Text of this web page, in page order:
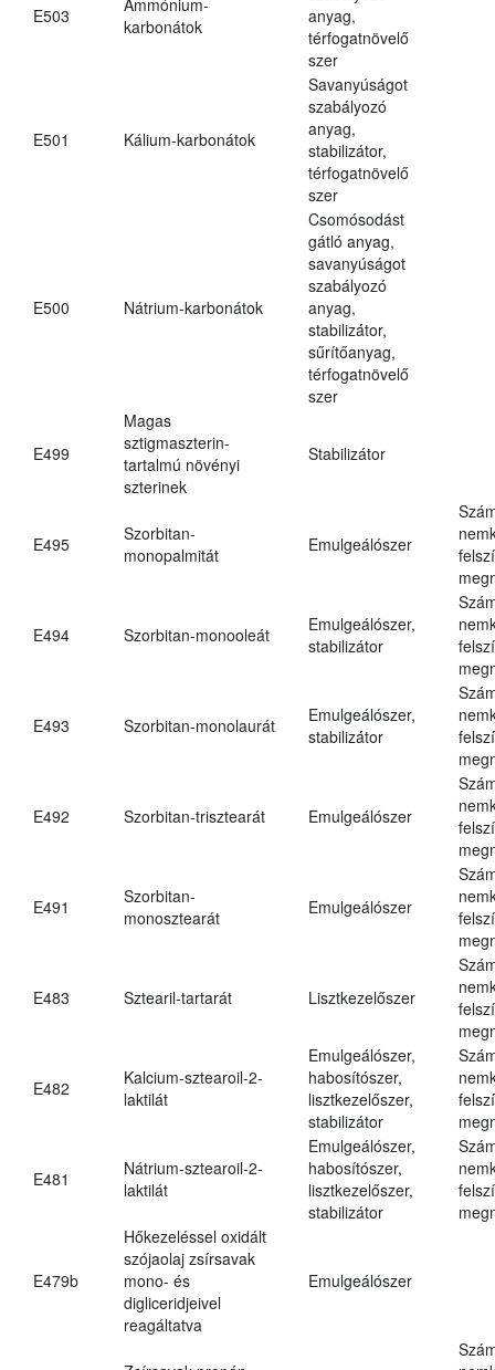
E503
karbonátok
anyag,
térfogatnövelő
szer
E501 Kálium-karbonátok
Savanyúságot
szabályozó
anyag,
stabilizátor,
térfogatnövelő
szer
E500 Nátrium-karbonátok
Csomósodást
gátló anyag,
savanyúságot
szabályozó
anyag,
stabilizátor,
sűrítőanyag,
térfogatnövelő
szer
E499
Magas
sztigmaszterin-
tartalmú növényi
szterinek
Stabilizátor
E495
Szorbitan-
monopalmitát
Emulgeálószer
E494 Szorbitan-monooleát
Emulgeálószer,
stabilizátor
E493 Szorbitan-monolaurát
Emulgeálószer,
stabilizátor
E492 Szorbitan-trisztearát Emulgeálószer
E491
Szorbitan-
monosztearát
Emulgeálószer
E483 Sztearil-tartarát Lisztkezelőszer
E482
Kalcium-sztearoil-2-
laktilát
Emulgeálószer,
habosítószer,
lisztkezelőszer,
stabilizátor
E481
Nátrium-sztearoil-2-
laktilát
Emulgeálószer,
habosítószer,
lisztkezelőszer,
stabilizátor
E479b
Hőkezeléssel oxidált
szójaolaj zsírsavak
mono- és
digliceridjeivel
reagáltatva
Emulgeálószer